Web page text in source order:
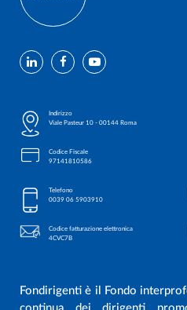
Fondirigenti è il Fondo
Indirizzo
Viale Pasteur 10 - 00144 Roma
Codice Fiscale
97141810586
Telefono
0039 06 5903910
Codice fatturazione elettronica
4CVC7B